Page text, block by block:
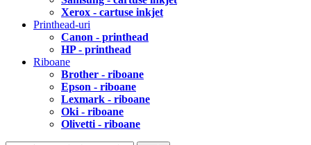
Xerox - cartuse inkjet
Printhead-uri
Canon - printhead
HP - printhead
Riboane
Brother - riboane
Epson - riboane
Lexmark - riboane
Oki - riboane
Olivetti - riboane